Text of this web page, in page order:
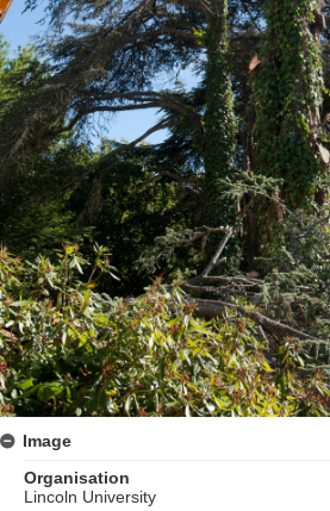
Image
Organisation
Lincoln University